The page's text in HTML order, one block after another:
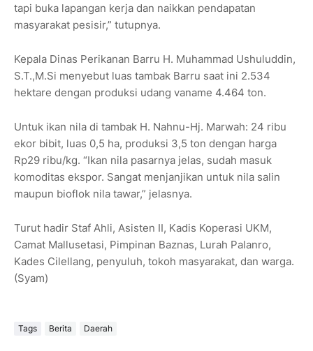
tapi buka lapangan kerja dan naikkan pendapatan
masyarakat pesisir,” tutupnya.
Kepala Dinas Perikanan Barru H. Muhammad Ushuluddin,
S.T.,M.Si menyebut luas tambak Barru saat ini 2.534
hektare dengan produksi udang vaname 4.464 ton.
Untuk ikan nila di tambak H. Nahnu-Hj. Marwah: 24 ribu
ekor bibit, luas 0,5 ha, produksi 3,5 ton dengan harga
Rp29 ribu/kg. “Ikan nila pasarnya jelas, sudah masuk
komoditas ekspor. Sangat menjanjikan untuk nila salin
maupun bioflok nila tawar,” jelasnya.
Turut hadir Staf Ahli, Asisten II, Kadis Koperasi UKM,
Camat Mallusetasi, Pimpinan Baznas, Lurah Palanro,
Kades Cilellang, penyuluh, tokoh masyarakat, dan warga.
(Syam)
Tags Berita Daerah